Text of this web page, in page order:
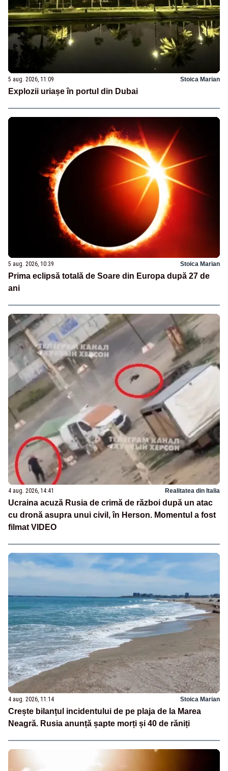
5 aug. 2026, 11:09 Stoica Marian
Explozii uriașe în portul din Dubai
5 aug. 2026, 10:39 Stoica Marian
Prima eclipsă totală de Soare din Europa după 27 de
ani
4 aug. 2026, 14:41 Realitatea din Italia
Ucraina acuză Rusia de crimă de război după un atac
cu dronă asupra unui civil, în Herson. Momentul a fost
filmat VIDEO
4 aug. 2026, 11:14 Stoica Marian
Crește bilanțul incidentului de pe plaja de la Marea
Neagră. Rusia anunță șapte morți și 40 de răniți